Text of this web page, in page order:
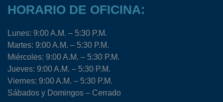
HORARIO DE OFICINA:
Lunes: 9:00 A.M. – 5:30 P.M.
Martes: 9:00 A.M. – 5:30 P.M.
Miércoles: 9:00 A.M. – 5:30 P.M.
Jueves: 9:00 A.M. – 5:30 P.M.
Viernes: 9:00 A.M. – 5:30 P.M.
Sábados y Domingos – Cerrado